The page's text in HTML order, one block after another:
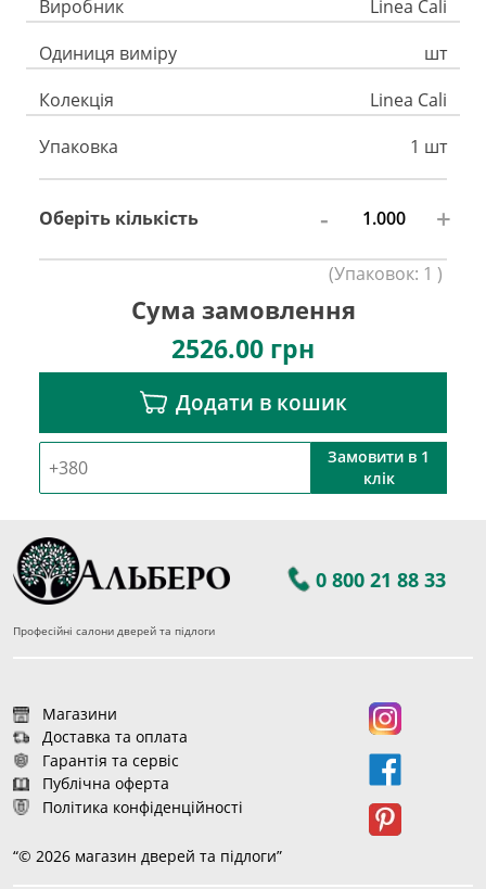
Виробник
Linea Cali
Одиниця виміру
шт
Колекція
Linea Cali
Упаковка
1 шт
Оберіть кількість - +
(Упаковок: 1 )
Сума замовлення
2526.00 грн
Додати в кошик
Замовити в 1
клік
0 800 21 88 33
Професійні салони дверей та підлоги
Магазини
Доставка та оплата
Гарантія та сервіс
Публічна оферта
Політика конфіденційності
“© 2026 магазин дверей та підлоги”